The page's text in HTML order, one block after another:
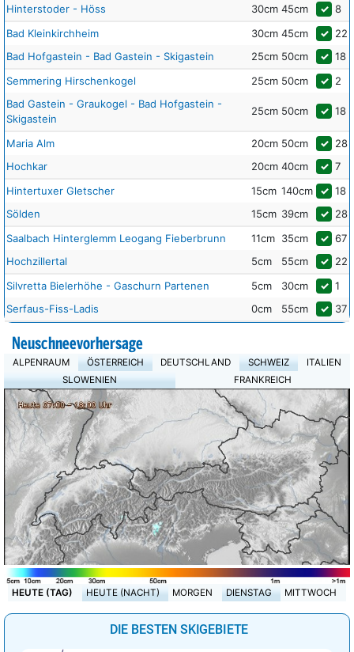
Hinterstoder - Höss
30cm 45cm ✓ 8
Bad Kleinkirchheim
30cm 45cm ✓ 22
Bad Hofgastein - Bad Gastein - Skigastein
25cm 50cm ✓ 18
Semmering Hirschenkogel
25cm 50cm ✓ 2
Bad Gastein - Graukogel - Bad Hofgastein -
Skigastein
25cm 50cm ✓ 18
Maria Alm 20cm 50cm ✓ 28
Hochkar
20cm 40cm ✓ 7
Hintertuxer Gletscher
15cm 140cm ✓ 18
Sölden
15cm 39cm ✓ 28
Saalbach Hinterglemm Leogang Fieberbrunn
11cm 35cm ✓ 67
Hochzillertal
5cm 55cm ✓ 22
Silvretta Bielerhöhe - Gaschurn Partenen
5cm 30cm ✓ 1
Serfaus-Fiss-Ladis
0cm 55cm ✓ 37
Neuschneevorhersage
ALPENRAUM ÖSTERREICH DEUTSCHLAND SCHWEIZ
ITALIEN
SLOWENIEN
FRANKREICH
HEUTE (TAG) HEUTE (NACHT) MORGEN DIENSTAG MITTWOCH
DIE BESTEN SKIGEBIETE